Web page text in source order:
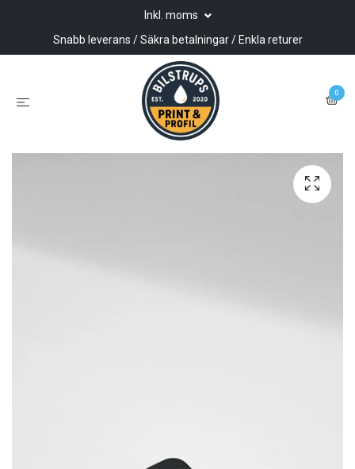
Inkl. moms
Snabb leverans / Säkra betalningar / Enkla returer
0